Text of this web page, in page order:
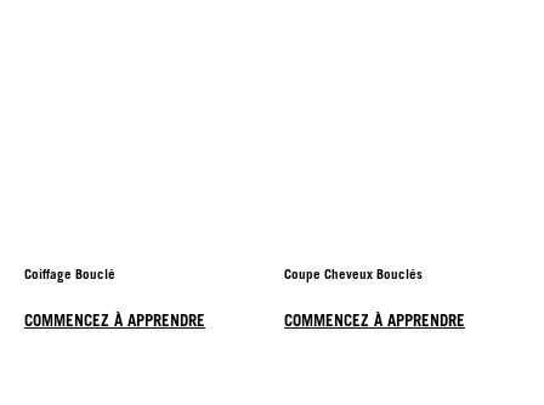
Coiffage Bouclé
COMMENCEZ À APPRENDRE
Coupe Cheveux Bouclés
COMMENCEZ À APPRENDRE